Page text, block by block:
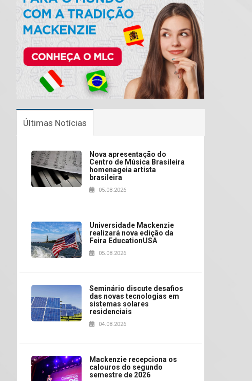
Últimas Notícias
Nova apresentação do
Centro de Música Brasileira
homenageia artista
brasileira
05.08.2026
Universidade Mackenzie
realizará nova edição da
Feira EducationUSA
05.08.2026
Seminário discute desafios
das novas tecnologias em
sistemas solares
residenciais
04.08.2026
Mackenzie recepciona os
calouros do segundo
semestre de 2026